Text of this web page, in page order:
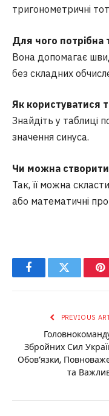
тригонометричні
Для чого потрібна
Вона допомагає
без складних
Як користуватися
Знайдіть у таблиці
значення синуса.
Чи можна
Так, її можна
або математичні
FacebookTwitter
PREVIOUS
Збройних Сил
Обов’язки,
та